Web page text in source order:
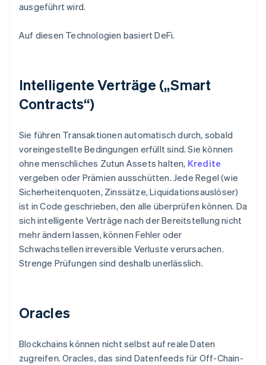
ausgeführt wird.
Auf diesen Technologien basiert DeFi.
Intelligente Verträge („Smart
Contracts“)
Sie führen Transaktionen automatisch durch, sobald
voreingestellte Bedingungen erfüllt sind. Sie können
ohne menschliches Zutun Assets halten, Kredite
vergeben oder Prämien ausschütten. Jede Regel (wie
Sicherheitenquoten, Zinssätze, Liquidationsauslöser)
ist in Code geschrieben, den alle überprüfen können. Da
sich intelligente Verträge nach der Bereitstellung nicht
mehr ändern lassen, können Fehler oder
Schwachstellen irreversible Verluste verursachen.
Strenge Prüfungen sind deshalb unerlässlich.
Oracles
Blockchains können nicht selbst auf reale Daten
zugreifen. Oracles, das sind Datenfeeds für Off-Chain-